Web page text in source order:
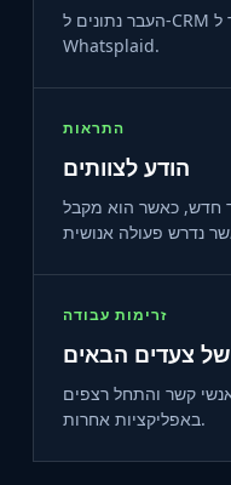
העבר נתונים ל-CRM ופלטפורמות שאין להן חיבור ישיר ל-
Whatsplaid.
התראות
הודע לצוותים
חדש, כאשר הוא מקבל
זרימות עבודה
של צעדים הבאים
קשר והתחל רצפים
באפליקציות אחרות.